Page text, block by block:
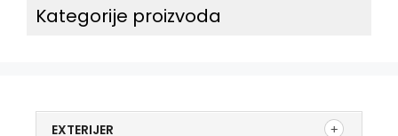
Kategorije proizvoda
EXTERIJER